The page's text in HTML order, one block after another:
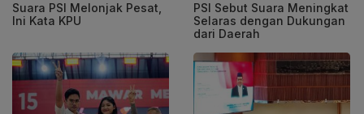
Suara PSI Melonjak Pesat,
Ini Kata KPU
PSI Sebut Suara Meningkat
Selaras dengan Dukungan
dari Daerah